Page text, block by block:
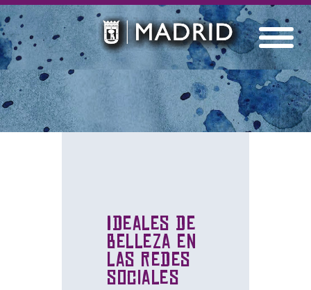
Ideales de
belleza en
las redes
sociales